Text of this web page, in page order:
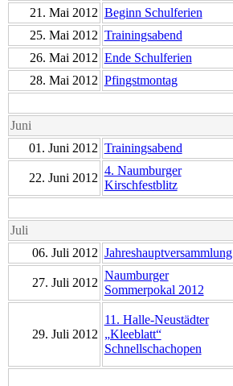
21. Mai 2012 Beginn Schulferien
25. Mai 2012 Trainingsabend
26. Mai 2012 Ende Schulferien
28. Mai 2012 Pfingstmontag
Juni
01. Juni 2012 Trainingsabend
22. Juni 2012
4. Naumburger
Kirschfestblitz
Juli
06. Juli 2012 Jahreshauptversammlung
27. Juli 2012
Naumburger
Sommerpokal 2012
29. Juli 2012
11. Halle-Neustädter
„Kleeblatt“
Schnellschachopen